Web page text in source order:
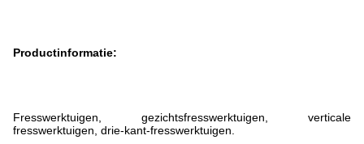
Productinformatie:
Fresswerktuigen, gezichtsfresswerktuigen, verticale
fresswerktuigen, drie-kant-fresswerktuigen.